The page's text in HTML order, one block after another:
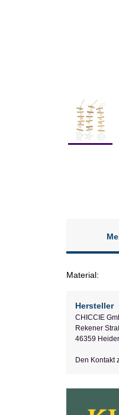
Material:
Hersteller
CHICCIE
Rekener
46359
Den Kontakt